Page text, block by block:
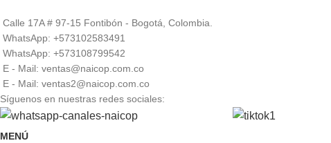
Calle 17A # 97-15 Fontibón - Bogotá, Colombia.
WhatsApp: +573102583491
WhatsApp: +573108799542
E - Mail: ventas@naicop.com.co
E - Mail: ventas2@naicop.com.co
Síguenos en nuestras redes sociales:
MENÚ